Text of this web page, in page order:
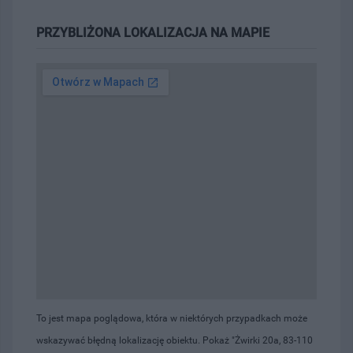
PRZYBLIŻONA LOKALIZACJA NA MAPIE
To jest mapa poglądowa, która w niektórych przypadkach może
wskazywać błędną lokalizację obiektu. Pokaż "Żwirki 20a, 83-110